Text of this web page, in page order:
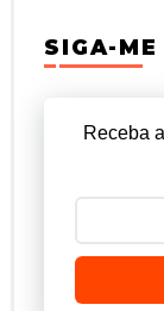
SIGA-
Receba